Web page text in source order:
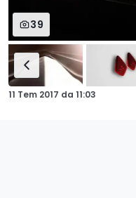
39
11 Tem 2017 da 11:03